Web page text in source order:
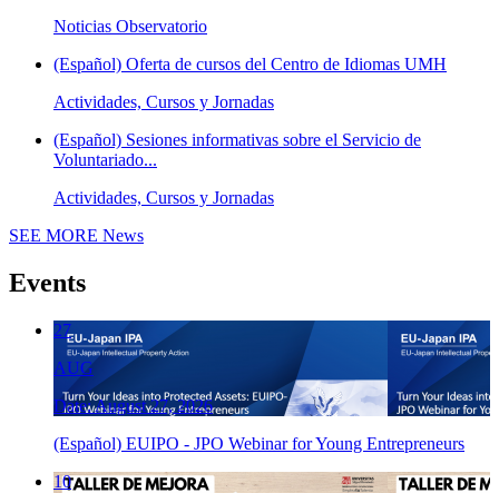
Noticias Observatorio
(Español) Oferta de cursos del Centro de Idiomas UMH
Actividades, Cursos y Jornadas
(Español) Sesiones informativas sobre el Servicio de
Voluntariado...
Actividades, Cursos y Jornadas
SEE MORE News
Events
27
AUG
Date: August 27, 2026
(Español) EUIPO - JPO Webinar for Young Entrepreneurs
10